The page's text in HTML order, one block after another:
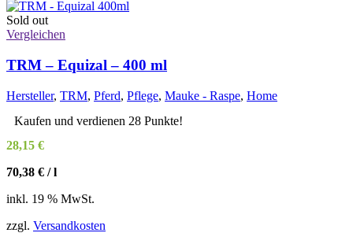
Sold out
Vergleichen
TRM – Equizal – 400 ml
Hersteller, TRM, Pferd, Pflege, Mauke - Raspe, Home
Kaufen und verdienen 28 Punkte!
28,15 €
70,38 € /l
inkl. 19 % MwSt.
zzgl. Versandkosten